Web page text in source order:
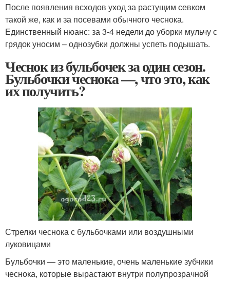
После появления всходов уход за растущим севком
такой же, как и за посевами обычного чеснока.
Единственный нюанс: за 3-4 недели до уборки мульчу с
грядок уносим – однозубки должны успеть подышать.
Чеснок из бульбочек за один сезон.
Бульбочки чеснока —, что это, как
их получить?
Стрелки чеснока с бульбочками или воздушными
луковицами
Бульбочки — это маленькие, очень маленькие зубчики
чеснока, которые вырастают внутри полупрозрачной